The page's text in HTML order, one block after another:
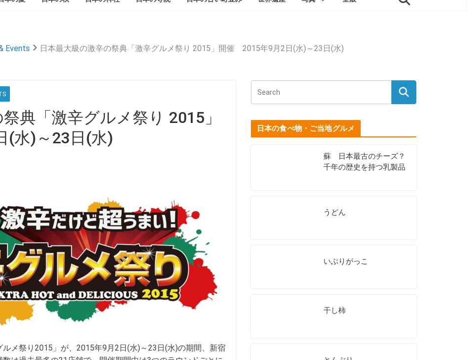
Events 日本最大級の激辛の祭典「激辛グルメ祭り 2015」開催 2015年9月2日(水)～23日(水)
典「激辛グルメ祭り 2015」
水)～23日(水)
メ祭り2015」が、2015年9月2日(水)～23日(水)の期間、新宿
日本の食べ物・ご当地グルメ
蘇 日本最古のチーズ？
千年の歴史を持つ乳製品
うどん
いぶりがっこ
干し柿